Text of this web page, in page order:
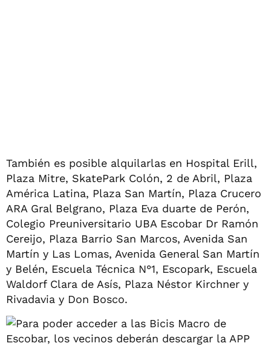
También es posible alquilarlas en Hospital Erill,
Plaza Mitre, SkatePark Colón, 2 de Abril, Plaza
América Latina, Plaza San Martín, Plaza Crucero
ARA Gral Belgrano, Plaza Eva duarte de Perón,
Colegio Preuniversitario UBA Escobar Dr Ramón
Cereijo, Plaza Barrio San Marcos, Avenida San
Martín y Las Lomas, Avenida General San Martín
y Belén, Escuela Técnica N°1, Escopark, Escuela
Waldorf Clara de Asís, Plaza Néstor Kirchner y
Rivadavia y Don Bosco.